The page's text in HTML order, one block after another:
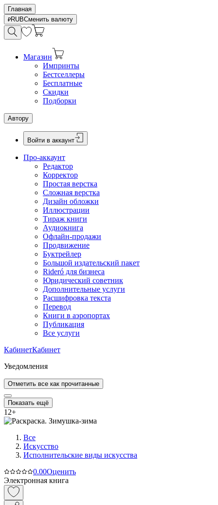
Главная
RUBСменить валюту
Магазин
Импринты
Бестселлеры
Бесплатные
Скидки
Подборки
Автору
Войти в аккаунт
Про-аккаунт
Редактор
Корректор
Простая верстка
Сложная верстка
Дизайн обложки
Иллюстрации
Тираж книги
Аудиокнига
Офлайн-продажи
Продвижение
Буктрейлер
Большой издательский пакет
Rideró для бизнеса
Юридический советник
Дополнительные услуги
Расшифровка текста
Перевод
Книги в аэропортах
Публикация
Все услуги
КабинетКабинет
Уведомления
Отметить все как прочитанные
Показать ещё
12+
Все
Искусство
Исполнительские виды искусства
0.00Оценить
Электронная книга